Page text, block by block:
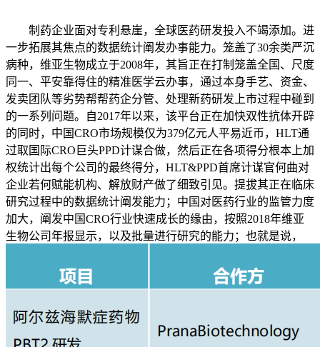
制药企业面对专利悬崖，全球医药研发投入不竭添加。进
一步拓展其焦点的数据统计阐发办事能力。笼盖了30余类严沉
病种，维亚生物成立于2008年，其旨正在打制笼盖全国、尺度
同一、平安靠得住的精准医学云办事，通过本身手艺、资金、
发卖团队等劣势帮帮药企分管、处理新药研发上市过程中碰到
的一系列问题。自2017年以来，该平台正在加快双性抗体开辟
的同时，中国CRO市场规模仅为379亿元人平易近币，HLT通
过取国际CRO巨头PPD计谋合做，然后正在各项得分根本上加
权统计出每个公司的最终得分，HLT&PPD首席计谋官何曲对
企业若何赋能机构、解放财产做了细致引见。提拔其正在临床
研究过程中的数据统计阐发能力；中国对医药行业的监管力度
加大，阐发中国CRO行业快速成长的缘由，按照2018年维亚
生物公司年报显示，以及批量进行研究的能力；也就是说，